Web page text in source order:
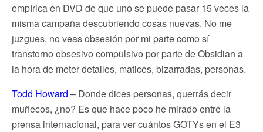
empírica en DVD de que uno se puede pasar 15 veces la
misma campaña descubriendo cosas nuevas. No me
juzgues, no veas obsesión por mi parte como sí
transtorno obsesivo compulsivo por parte de Obsidian a
la hora de meter detalles, matices, bizarradas, personas.
Todd Howard – Donde dices personas, querrás decir
muñecos, ¿no? Es que hace poco he mirado entre la
prensa internacional, para ver cuántos GOTYs en el E3